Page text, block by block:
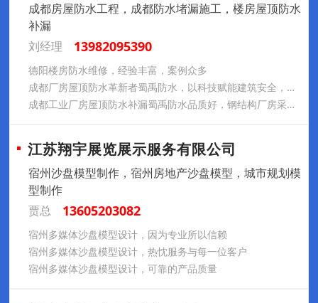
成都房屋防水工程，成都防水堵漏施工，楼房屋顶防水
补漏
刘经理
13982095390
德阳楼房防水维修，经验丰富，案例众多
成都厂房屋顶防水革新者蜀禹防水，以科技赋能建筑安全，彩钢瓦屋面防水补漏，钢结构厂房屋顶漏雨维修
成都工业厂房屋顶防水补漏蜀禹防水品质好，钢结构厂房采用SYR金属屋面无缝防水系统施工后耐久性好
江苏翔宇展览展示服务有限公司
宿州沙盘模型制作，宿州房地产沙盘模型，城市规划模
型制作
贾总
13605203082
宿州多媒体沙盘模型设计，因为专业所以信赖
宿州多媒体沙盘模型设计，热忱服务与每一位客户
宿州多媒体沙盘模型设计，可靠的产品质量